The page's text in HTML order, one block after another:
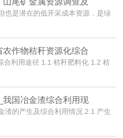
也是潜在的低开采成本资源，是绿
作物秸秆资源化综合
合利用途径 1.1 秸秆肥料化 1.2 秸
国冶金渣综合利用现
渣的产生及综合利用情况 2.1 产生